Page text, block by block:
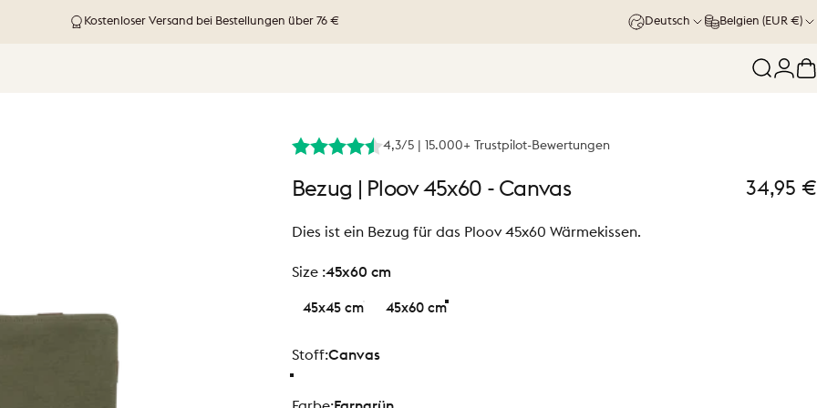
Kostenloser Versand bei Bestellungen über 76 € Deutsch Belgien (EUR €)
Suche
4,3/5 | 15.000+ Trustpilot-Bewertungen
Bezug Ploov 45x60 - Canvas 34,95 €
Dies ist ein Bezug für das Ploov 45x60 Wärmekissen.
size
Size :45x60 cm
45x45 cm 45x60 cm
Stoff
Stoff:Canvas